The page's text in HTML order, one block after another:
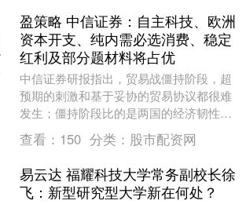
盈策略 中信证券：自主科技、欧洲
资本开支、纯内需必选消费、稳定
红利及部分题材料将占优
中信证券研报指出，贸易战僵持阶段，超
预期的刺激和基于妥协的贸易协议都很难
发生；僵持阶段比的是两国的经济韧性，
中国的政策选项更多、空间更大、能耗更
久，对美国而言，....
查看： 150 分类： 股市配资网
易云达 福耀科技大学常务副校长徐
飞：新型研究型大学新在何处？